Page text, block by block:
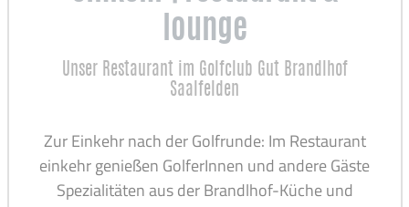
lounge
Unser Restaurant im Golfclub Gut Brandlhof
Saalfelden
Zur Einkehr nach der Golfrunde: Im Restaurant
einkehr genießen GolferInnen und andere Gäste
Spezialitäten aus der Brandlhof-Küche und